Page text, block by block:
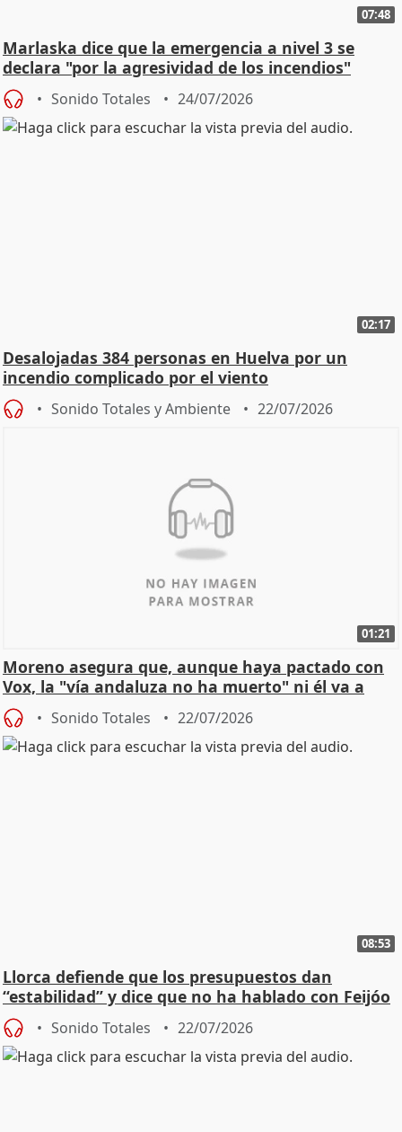
07:48
Marlaska dice que la emergencia a nivel 3 se
declara "por la agresividad de los incendios"
Sonido Totales 24/07/2026
02:17
Desalojadas 384 personas en Huelva por un
incendio complicado por el viento
Sonido Totales y Ambiente 22/07/2026
01:21
Moreno asegura que, aunque haya pactado con
Vox, la "vía andaluza no ha muerto" ni él va a
"cambiar"
Sonido Totales 22/07/2026
08:53
Llorca defiende que los presupuestos dan
“estabilidad” y dice que no ha hablado con Feijóo
Sonido Totales 22/07/2026